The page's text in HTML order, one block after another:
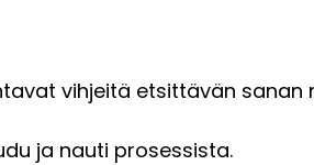
vihjeitä etsittävän sanan
ja nauti prosessista.